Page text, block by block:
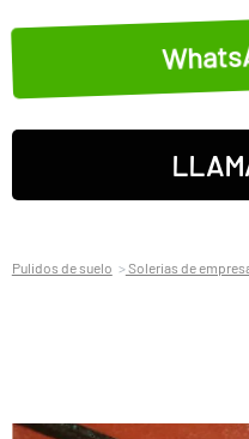
Pulidos de suelo Solerias de